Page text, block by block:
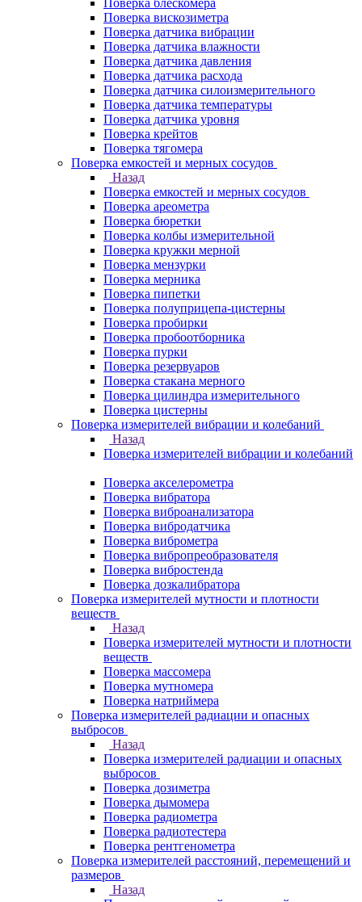
Поверка блескомера
Поверка вискозиметра
Поверка датчика вибрации
Поверка датчика влажности
Поверка датчика давления
Поверка датчика расхода
Поверка датчика силоизмерительного
Поверка датчика температуры
Поверка датчика уровня
Поверка крейтов
Поверка тягомера
Поверка емкостей и мерных сосудов
Назад
Поверка емкостей и мерных сосудов
Поверка ареометра
Поверка бюретки
Поверка колбы измерительной
Поверка кружки мерной
Поверка мензурки
Поверка мерника
Поверка пипетки
Поверка полуприцепа-цистерны
Поверка пробирки
Поверка пробоотборника
Поверка пурки
Поверка резервуаров
Поверка стакана мерного
Поверка цилиндра измерительного
Поверка цистерны
Поверка измерителей вибрации и колебаний
Назад
Поверка измерителей вибрации и колебаний
Поверка акселерометра
Поверка вибратора
Поверка виброанализатора
Поверка вибродатчика
Поверка виброметра
Поверка вибропреобразователя
Поверка вибростенда
Поверка дозкалибратора
Поверка измерителей мутности и плотности
веществ
Назад
Поверка измерителей мутности и плотности
веществ
Поверка массомера
Поверка мутномера
Поверка натриймера
Поверка измерителей радиации и опасных
выбросов
Назад
Поверка измерителей радиации и опасных
выбросов
Поверка дозиметра
Поверка дымомера
Поверка радиометра
Поверка радиотестера
Поверка рентгенометра
Поверка измерителей расстояний, перемещений и
размеров
Назад